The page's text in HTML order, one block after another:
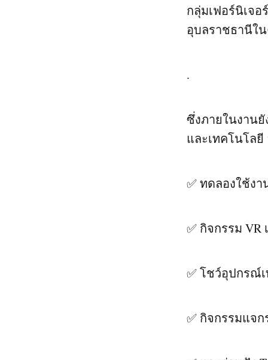
กลุ่มเฟอร์นิเจ
อุบลราชธานีใ
.
ซึ่งภายในงาน
และเทคโนโลยี
✅ ทดลองใช้ง
✅ กิจกรรม
✅ โชว์อุปกรณ์
✅ กิจกรรมแจก